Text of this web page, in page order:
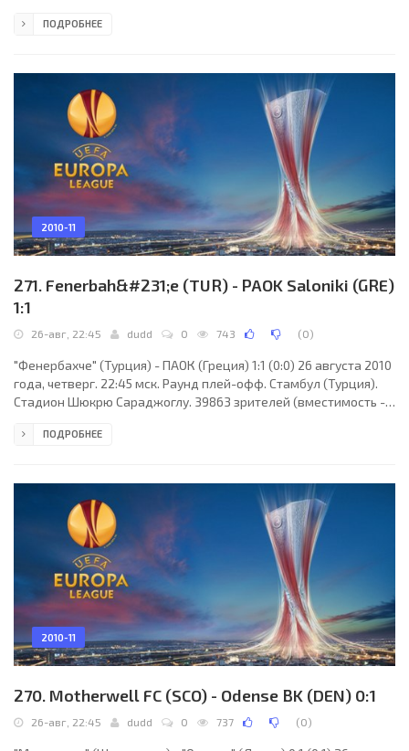
Соуза (Порту, Португалия). "Манчестер Сити": Джо Харт, Майка
(Грег Каннингем, 64), Эммануэль Адебайор, Жо. Главный
тренер - Роберто Манчини.
ПОДРОБНЕЕ
2010-11
271. Fenerbah&#231;e (TUR) - PAOK Saloniki (GRE)
1:1
26-авг, 22:45 dudd 0 743 (0)
"Фенербахче" (Турция) - ПАОК (Греция) 1:1 (0:0) 26 августа 2010
года, четверг. 22:45 мск. Раунд плей-офф. Стамбул (Турция).
Стадион Шюкрю Сараджоглу. 39863 зрителей (вместимость -
"Фенербахче": Волкан Демирель, Диего Лугано, Андре Сантос,
Топуз (Озер Хурмаджи, 91), Мамаду Ньянг. Главный тренер -
Айкут Коджаман. ПАОК:
ПОДРОБНЕЕ
2010-11
270. Motherwell FC (SCO) - Odense BK (DEN) 0:1
26-авг, 22:45 dudd 0 737 (0)